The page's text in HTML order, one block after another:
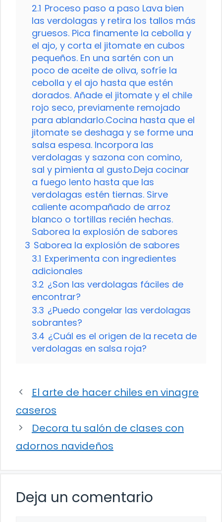
2.1 Proceso paso a paso Lava bien
las verdolagas y retira los tallos más
gruesos. Pica finamente la cebolla y
el ajo, y corta el jitomate en cubos
pequeños. En una sartén con un
poco de aceite de oliva, sofríe la
cebolla y el ajo hasta que estén
dorados. Añade el jitomate y el chile
rojo seco, previamente remojado
para ablandarlo.Cocina hasta que el
jitomate se deshaga y se forme una
salsa espesa. Incorpora las
verdolagas y sazona con comino,
sal y pimienta al gusto.Deja cocinar
a fuego lento hasta que las
verdolagas estén tiernas. Sirve
caliente acompañado de arroz
blanco o tortillas recién hechas.
Saborea la explosión de sabores
3 Saborea la explosión de sabores
3.1 Experimenta con ingredientes
adicionales
3.2 ¿Son las verdolagas fáciles de
encontrar?
3.3 ¿Puedo congelar las verdolagas
sobrantes?
3.4 ¿Cuál es el origen de la receta de
verdolagas en salsa roja?
El arte de hacer chiles en vinagre
caseros
Decora tu salón de clases con
adornos navideños
Deja un comentario